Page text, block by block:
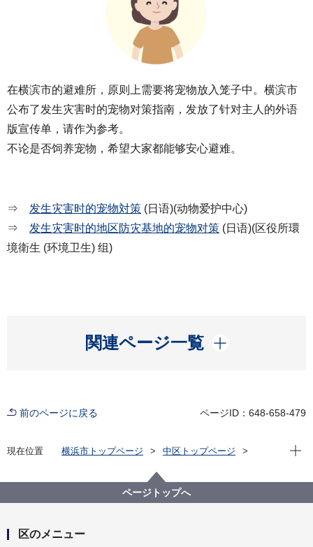
在横滨市的避难所，原则上需要将宠物放入笼子中。横滨市
公布了发生灾害时的宠物对策指南，发放了针对主人的外语
版宣传单，请作为参考。
不论是否饲养宠物，希望大家都能够安心避难。
⇒ 发生灾害时的宠物対策 (日语)(动物爱护中心)
⇒ 发生灾害时的地区防灾基地的宠物对策 (日语)(区役所環
境衛生 (环境卫生) 组)
関連ページ一覧
開く
前のページに戻る ページID：648-658-479
現在位置 横浜市トップページ
中区トップページ
宣传报横滨・中区版（～2023）
３月 ① 自治会町内会×防灾 ➁ 使利用英语进行的沟
現在
ページトップへ
区のメニュー